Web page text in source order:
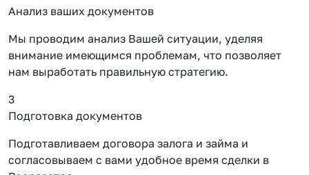
Анализ ваших документов
Мы проводим анализ Вашей ситуации, уделяя
внимание имеющимся проблемам, что позволяет
нам выработать правильную стратегию.
3
Подготовка документов
Подготавливаем договора залога и займа и
согласовываем с вами удобное время сделки в